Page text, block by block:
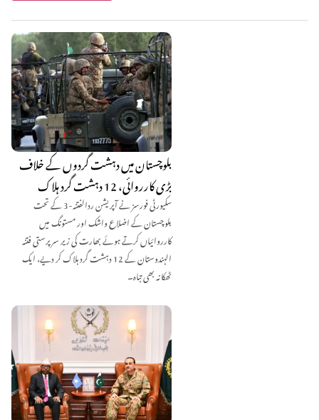
بلوچستان میں دہشت گردوں کے خلاف
بڑی کارروائی، 12 دہشت گرد ہلاک
سکیورٹی فورسز نے آپریشن ردالفتنہ-3 کے تحت
بلوچستان کے اضلاع واشک اور مستونگ میں
کارروائیاں کرتے ہوئے بھارت کی زیر سرپرستی فتنہ
الہندوستان کے 12 دہشت گرد ہلاک کر دیے، ایک
ٹھکانہ بھی تباہ۔